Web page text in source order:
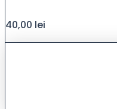
40,00 lei